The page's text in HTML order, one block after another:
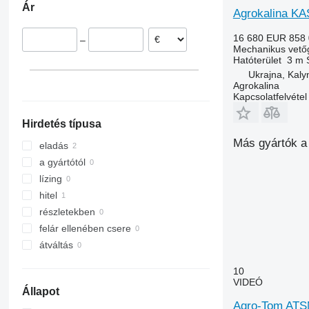
Ár
–
Hirdetés típusa
eladás
a gyártótól
lízing
hitel
részletekben
felár ellenében csere
átváltás
Állapot
Agrokalina
16 680 EUR 858
Mechanikus
Hatóterület 3 m
Ukrajna,
Agrokalina
Más gyártók
10
VIDEÓ
Agro-Tom